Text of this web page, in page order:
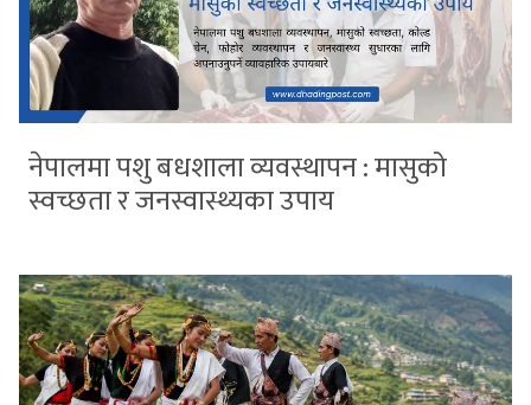
नेपालमा पशु बधशाला व्यवस्थापन : मासुको
स्वच्छता र जनस्वास्थ्यका उपाय